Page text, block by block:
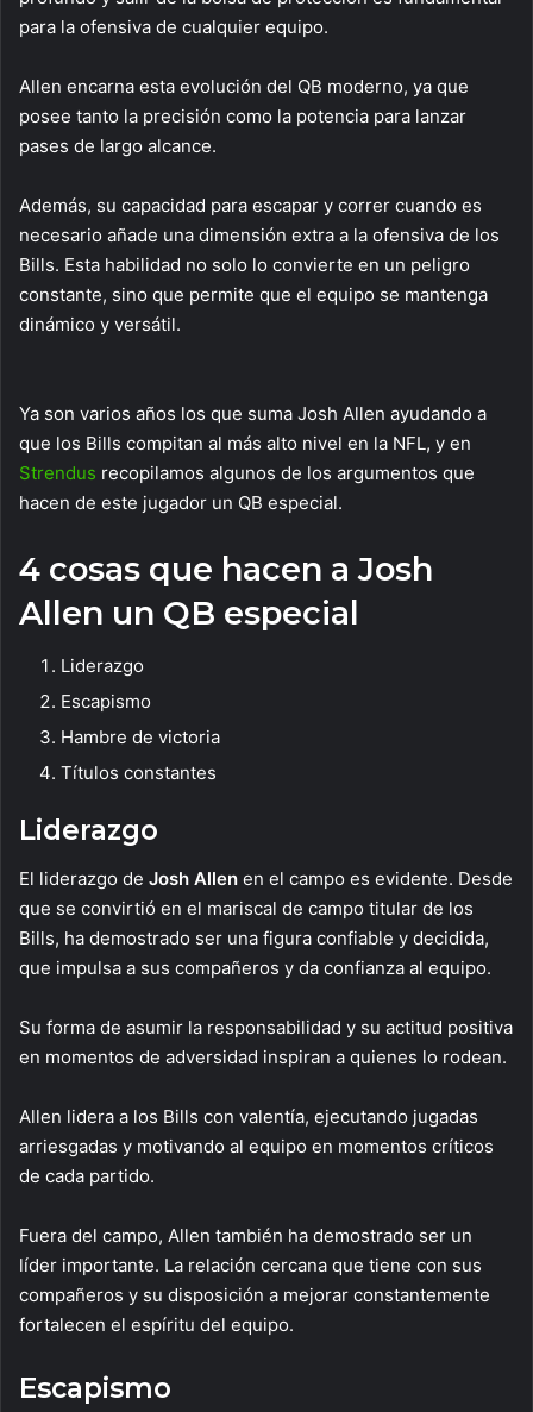
para la ofensiva de cualquier equipo.
Allen encarna esta evolución del QB moderno, ya que
posee tanto la precisión como la potencia para lanzar
pases de largo alcance.
Además, su capacidad para escapar y correr cuando es
necesario añade una dimensión extra a la ofensiva de los
Bills. Esta habilidad no solo lo convierte en un peligro
constante, sino que permite que el equipo se mantenga
dinámico y versátil.
Ya son varios años los que suma Josh Allen ayudando a
que los Bills compitan al más alto nivel en la NFL, y en
Strendus recopilamos algunos de los argumentos que
hacen de este jugador un QB especial.
4 cosas que hacen a Josh
Allen un QB especial
Liderazgo
Escapismo
Hambre de victoria
Títulos constantes
Liderazgo
El liderazgo de Josh Allen en el campo es evidente. Desde
que se convirtió en el mariscal de campo titular de los
Bills, ha demostrado ser una figura confiable y decidida,
que impulsa a sus compañeros y da confianza al equipo.
Su forma de asumir la responsabilidad y su actitud positiva
en momentos de adversidad inspiran a quienes lo rodean.
Allen lidera a los Bills con valentía, ejecutando jugadas
arriesgadas y motivando al equipo en momentos críticos
de cada partido.
Fuera del campo, Allen también ha demostrado ser un
líder importante. La relación cercana que tiene con sus
compañeros y su disposición a mejorar constantemente
fortalecen el espíritu del equipo.
Escapismo